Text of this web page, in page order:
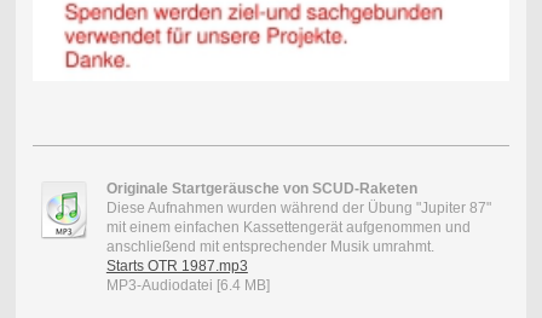
Originale Startgeräusche von SCUD-Raketen
Diese Aufnahmen wurden während der Übung "Jupiter 87"
mit einem einfachen Kassettengerät aufgenommen und
anschließend mit entsprechender Musik umrahmt.
Starts OTR 1987.mp3
MP3-Audiodatei [6.4 MB]